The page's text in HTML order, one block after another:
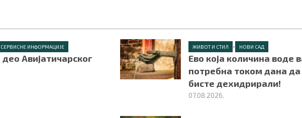
СЕРВИСНЕ ИНФОРМАЦИЈЕ
Авијатичарског
ЖИВОТ И СТИЛ • НОВИ САД
Ево која количина воде
потребна током дана да
бисте дехидрирали!
07.08.2026.